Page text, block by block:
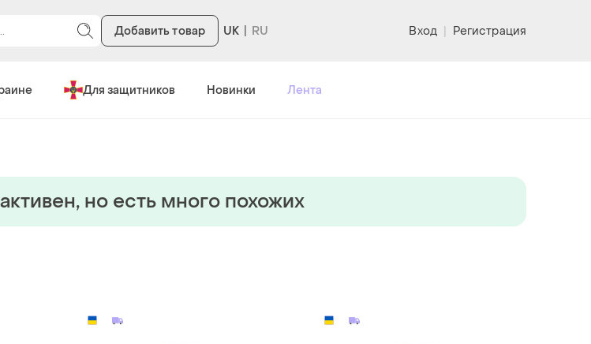
Добавить товар UK Вход | Регистрация
Для защитников Новинки Лента
но есть много похожих